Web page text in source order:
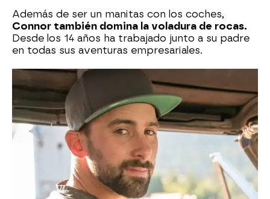
Además de ser un manitas con los coches,
Connor también domina la voladura de rocas.
Desde los 14 años ha trabajado junto a su padre
en todas sus aventuras empresariales.